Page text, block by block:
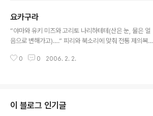
요카구라
“야마와 유키 미즈와 고리토 나리하테테(산은 눈, 물은 얼
음으로 변해가고)….” 피리와 북소리에 맞춰 전통 제의복장
같은 가사를 반복해 읊조리면서 춤사위를 선보인다. 끊임
기꺼이 맞을 준비가 돼있는 듯 익숙함이 느껴진다. 지난 1
월14일 오후 8시 요카구라 마쓰리(축제)가 열린 일본 규슈
0 0 2006. 2. 2.
이 블로그 인기글